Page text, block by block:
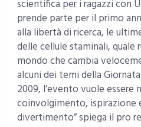
scientifica per i ragazzi con
prende parte per il primo
alla libertà di ricerca, le
delle cellule staminali, quale
mondo che cambia
alcuni dei temi della
2009, l’evento vuole essere
coinvolgimento, ispirazione
divertimento” spiega il pro